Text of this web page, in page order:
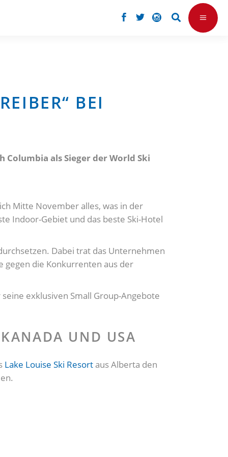
BEI
Columbia als Sieger der World Ski
Mitte November alles, was in der
Indoor-Gebiet und das beste Ski-Hotel
Dabei trat das Unternehmen
gegen die Konkurrenten aus der
exklusiven Small Group-Angebote
UND USA
Lake Louise Ski Resort aus Alberta den